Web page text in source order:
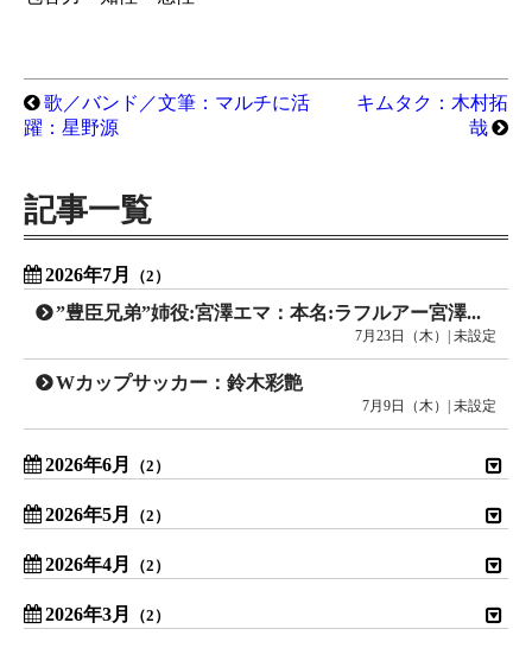
歌／バンド／文筆：マルチに活
躍：星野源
キムタク：木村拓
哉
記事一覧
2026年7月 （2）
”豊臣兄弟”姉役:宮澤エマ：本名:ラフルアー宮澤エマ
7月23日（木）| 未設定
Wカップサッカー：鈴木彩艶
7月9日（木）| 未設定
2026年6月 （2）
2026年5月 （2）
2026年4月 （2）
2026年3月 （2）